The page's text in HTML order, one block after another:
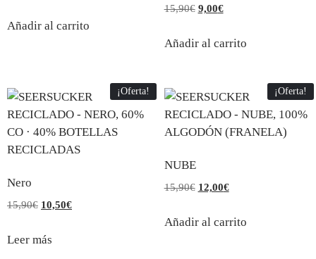
Añadir al carrito
15,90€ 9,00€
Añadir al carrito
¡Oferta!
Nero
15,90€ 10,50€
Leer más
¡Oferta!
NUBE
15,90€ 12,00€
Añadir al carrito